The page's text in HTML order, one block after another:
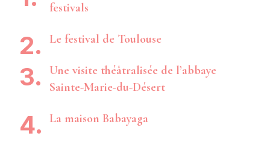
festivals
Le festival de Toulouse
Une visite théâtralisée de l’abbaye
Sainte-Marie-du-Désert
La maison Babayaga